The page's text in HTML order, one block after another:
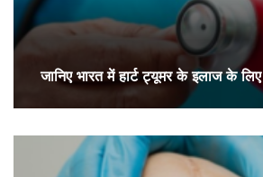
जानिए भारत में हार्ट ट्यूमर के इलाज के